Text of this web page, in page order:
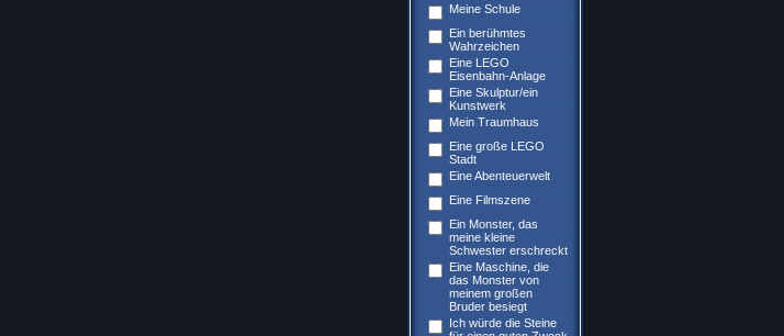
Meine Schule
Ein berühmtes
Wahrzeichen
Eine LEGO
Eisenbahn-Anlage
Eine Skulptur/ein
Kunstwerk
Mein Traumhaus
Eine große LEGO
Stadt
Eine Abenteuerwelt
Eine Filmszene
Ein Monster, das
meine kleine
Schwester erschreckt
Eine Maschine, die
das Monster von
meinem großen
Bruder besiegt
Ich würde die Steine